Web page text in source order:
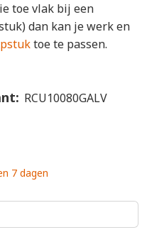
toe vlak bij een
dan kan je werk en
toe te passen.
RCU10080GALV
7 dagen